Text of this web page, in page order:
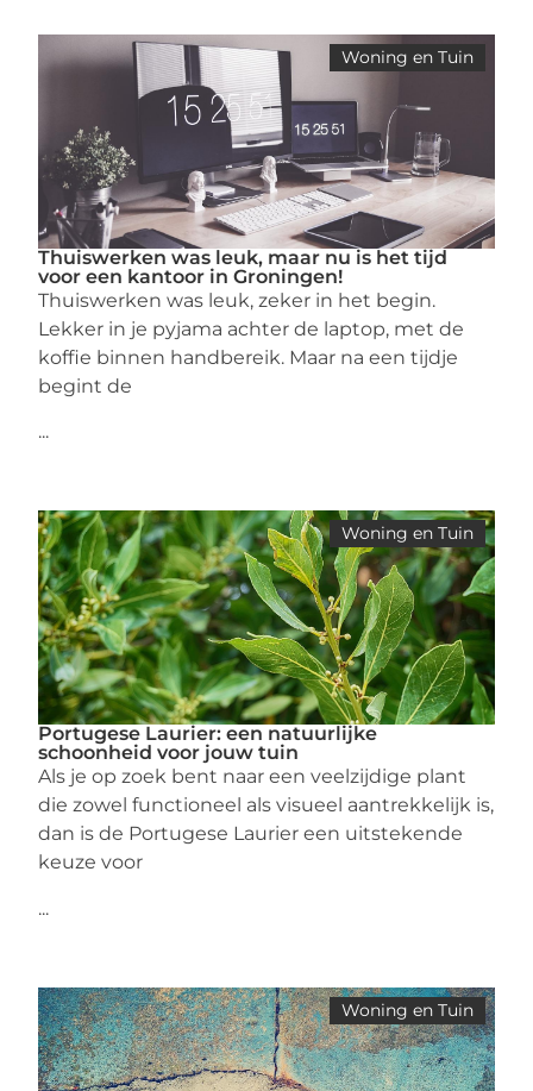
Woning en Tuin
Thuiswerken was leuk, maar nu is het tijd
voor een kantoor in Groningen!
Thuiswerken was leuk, zeker in het begin.
Lekker in je pyjama achter de laptop, met de
koffie binnen handbereik. Maar na een tijdje
begint de
...
Woning en Tuin
Portugese Laurier: een natuurlijke
schoonheid voor jouw tuin
Als je op zoek bent naar een veelzijdige plant
die zowel functioneel als visueel aantrekkelijk is,
dan is de Portugese Laurier een uitstekende
keuze voor
...
Woning en Tuin